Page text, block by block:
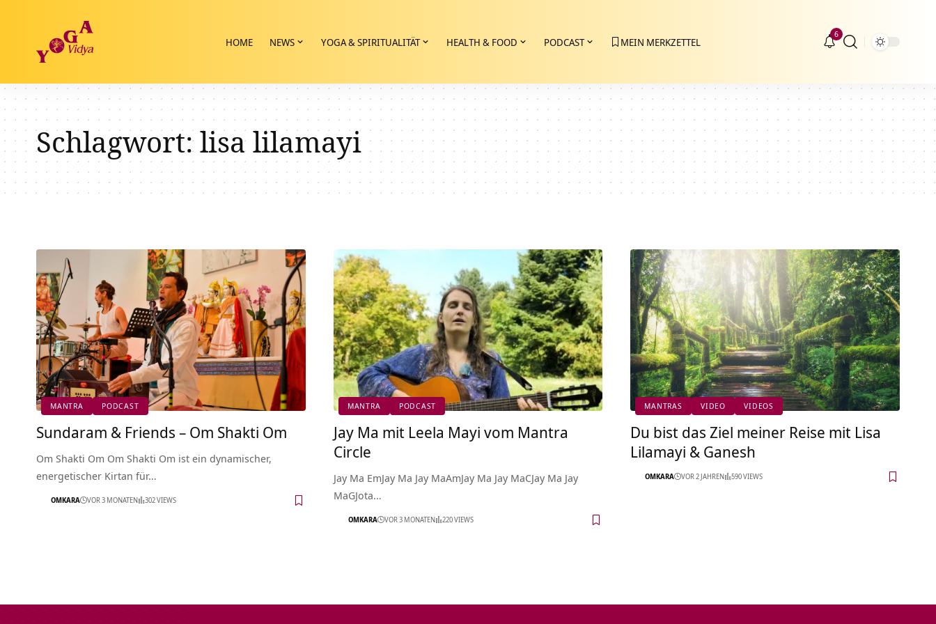
HOME NEWS YOGA & SPIRITUALITÄT HEALTH & FOOD PODCAST MEIN MERKZETTEL
6
Schlagwort:lisa lilamayi
MANTRA PODCAST
Sundaram & Friends – Om Shakti Om
Om Shakti Om Om Shakti Om ist ein dynamischer,
energetischer Kirtan für…
OMKARA VOR 3 MONATEN 302 VIEWS
MANTRA PODCAST
Jay Ma mit Leela Mayi vom Mantra
Circle
Jay Ma EmJay Ma Jay MaAmJay Ma Jay MaCJay Ma Jay
MaGJota…
OMKARA VOR 3 MONATEN 220 VIEWS
MANTRAS VIDEO VIDEOS
Du bist das Ziel meiner Reise mit Lisa
Lilamayi & Ganesh
OMKARA VOR 2 JAHREN 590 VIEWS